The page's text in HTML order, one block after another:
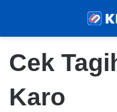
Cek
Karo